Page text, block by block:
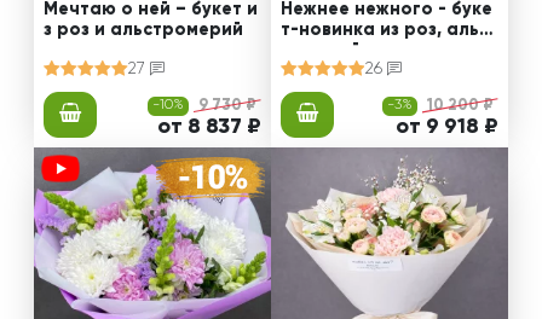
Мечтаю о ней – букет и
з роз и альстромерий
27
-10% 9 730 ₽
от 8 837 ₽
Нежнее нежного - буке
т-новинка из роз, альст
ромерий и калл
26
-3% 10 200 ₽
от 9 918 ₽